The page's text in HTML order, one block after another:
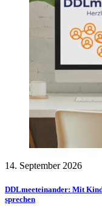
14. September 2026
DDLmeeteinander: Mit
sprechen